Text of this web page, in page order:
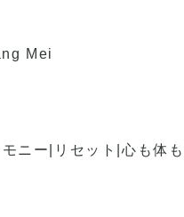
Mei
ニー|リセット|心も体